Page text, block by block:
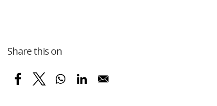
Share this on